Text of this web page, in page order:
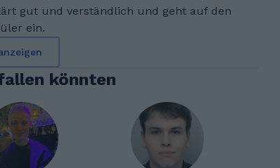
gut und verständlich und geht auf den
ein.
könnten